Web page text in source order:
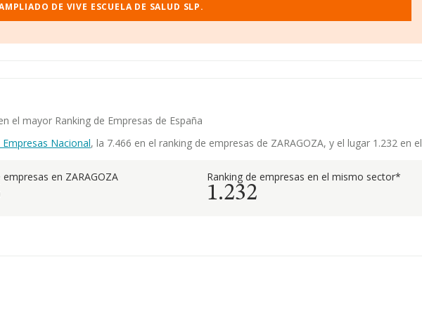
DE VIVE ESCUELA DE SALUD SLP.
el mayor Ranking de Empresas de España
Empresas Nacional, la 7.466 en el ranking de empresas de ZARAGOZA, y el lugar 1.232 en el
empresas en ZARAGOZA Ranking de empresas en el mismo sector*
1.232